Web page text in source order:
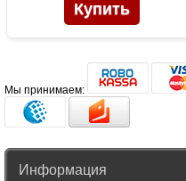
Мы принимаем:
Информация